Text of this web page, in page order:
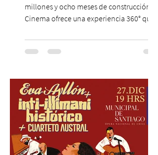
millones y ocho meses de construcción,
Cinema ofrece una experiencia 360° que
cinematográfica y actores en vivo,
recreando algunos de los universos más
una nueva atracción a su oferta
gastronómica y turística con la apertura de
Cinema, un restaurante temático
inspirado en el concepto de un museo de
Hollywood, que promete transportar a sus
visitantes a distintos